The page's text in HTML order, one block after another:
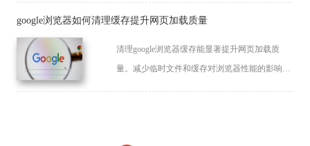
google浏览器如何清理缓存提升网页加载质量
清理google浏览器缓存能显著提升网页加载质
量。减少临时文件和缓存对浏览器性能的影响，